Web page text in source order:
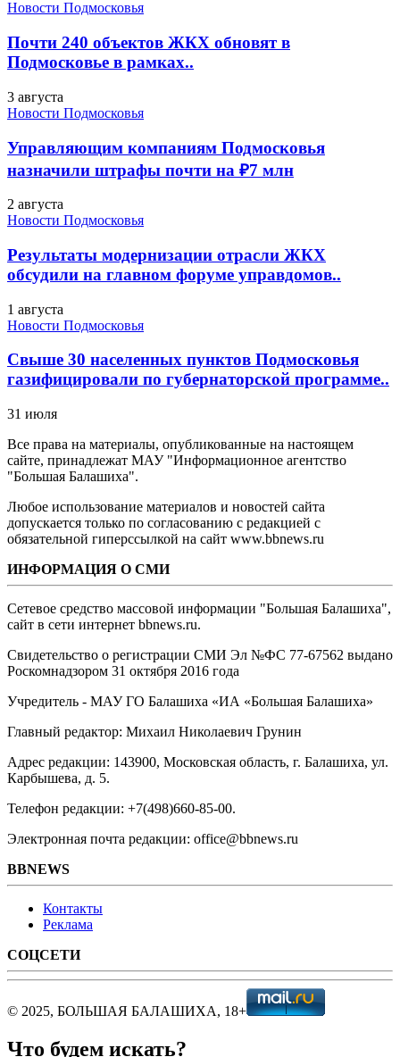
Новости Подмосковья
Почти 240 объектов ЖКХ обновят в
Подмосковье в рамках..
3 августа
Новости Подмосковья
Управляющим компаниям Подмосковья
назначили штрафы почти на ₽7 млн
2 августа
Новости Подмосковья
Результаты модернизации отрасли ЖКХ
обсудили на главном форуме управдомов..
1 августа
Новости Подмосковья
Свыше 30 населенных пунктов Подмосковья
газифицировали по губернаторской программе..
31 июля
Все права на материалы, опубликованные на настоящем
сайте, принадлежат МАУ "Информационное агентство
"Большая Балашиха".
Любое использование материалов и новостей сайта
допускается только по согласованию с редакцией с
обязательной гиперссылкой на сайт www.bbnews.ru
ИНФОРМАЦИЯ О СМИ
Сетевое средство массовой информации "Большая Балашиха",
сайт в сети интернет bbnews.ru.
Свидетельство о регистрации СМИ Эл №ФС ‎77-67562 выдано
Роскомнадзором 31 октября 2016 года
Учредитель - МАУ ГО Балашиха «ИА «Большая Балашиха»
Главный редактор: Михаил Николаевич Грунин
Адрес редакции: 143900, Московская область, г. Балашиха, ул.
Карбышева, д. 5.
Телефон редакции: +7(498)660-85-00.
Электронная почта редакции: office@bbnews.ru
BBNEWS
Контакты
Реклама
СОЦСЕТИ
© 2025, БОЛЬШАЯ БАЛАШИХА, 18+
Что будем искать?